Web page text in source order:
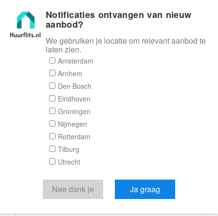
Huurflits
Reactieformulier
Huurflits
Verstuur je bericht
Door een bericht te sturen kom je in contact met de
aanbieder of makelaar van de woning.
Notificaties ontvangen van nieuw
aanbod?
We gebruiken je locatie om relevant aanbod te
laten zien.
Amsterdam
Arnhem
Den Bosch
Eindhoven
Groningen
Nijmegen
Rotterdam
Tilburg
Utrecht
Nee dank je Ja graag